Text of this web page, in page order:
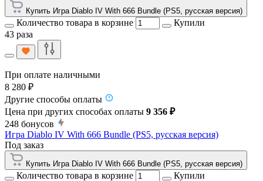
Купить Игра Diablo IV With 666 Bundle (PS5, русская версия)
Количество товара в корзине
Купили
43 раза
При оплате наличными
8 280 ₽
Другие способы оплаты
Цена при других способах оплаты 9 356 ₽
248 бонусов
Игра Diablo IV With 666 Bundle (PS5, русская версия)
Под заказ
Купить Игра Diablo IV With 666 Bundle (PS5, русская версия)
Количество товара в корзине
Купили